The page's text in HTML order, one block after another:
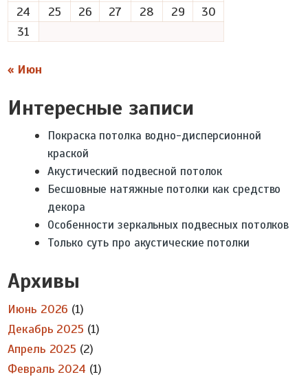
24
25 26 27 28 29
30
31
« Июн
Интересные записи
Покраска потолка водно-дисперсионной
краской
Акустический подвесной потолок
Бесшовные натяжные потолки как средство
декора
Особенности зеркальных подвесных потолков
Только суть про акустические потолки
Архивы
Июнь 2026 (1)
Декабрь 2025 (1)
Апрель 2025 (2)
Февраль 2024 (1)